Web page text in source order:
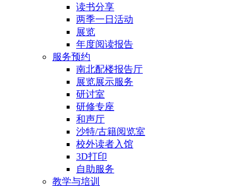
读书分享
两季一日活动
展览
年度阅读报告
服务预约
南北配楼报告厅
展览展示服务
研讨室
研修专座
和声厅
沙特/古籍阅览室
校外读者入馆
3D打印
自助服务
教学与培训